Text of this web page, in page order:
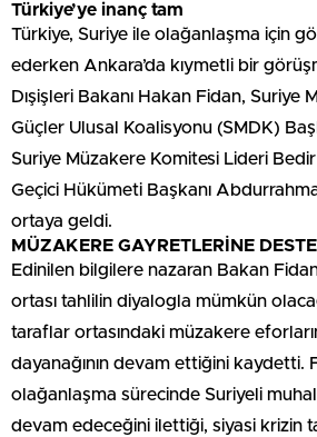
Türkiye’ye inanç tam
Türkiye, Suriye ile olağanlaşma için
ederken Ankara’da kıymetli bir
Dışişleri Bakanı Hakan Fidan, Suriye
Güçler Ulusal Koalisyonu (SMDK)
Suriye Müzakere Komitesi Lideri
Geçici Hükümeti Başkanı
ortaya geldi.
MÜZAKERE GAYRETLERİNE
Edinilen bilgilere nazaran Bakan
ortası tahlilin diyalogla mümkün
taraflar ortasındaki müzakere
dayanağının devam ettiğini kaydetti.
olağanlaşma sürecinde Suriyeli
devam edeceğini ilettiği, siyasi krizin